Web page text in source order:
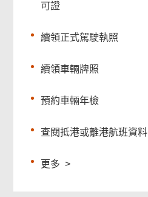
可證
續領正式駕駛執照
續領車輛牌照
預約車輛年檢
查閱抵港或離港航班資料
更多 >